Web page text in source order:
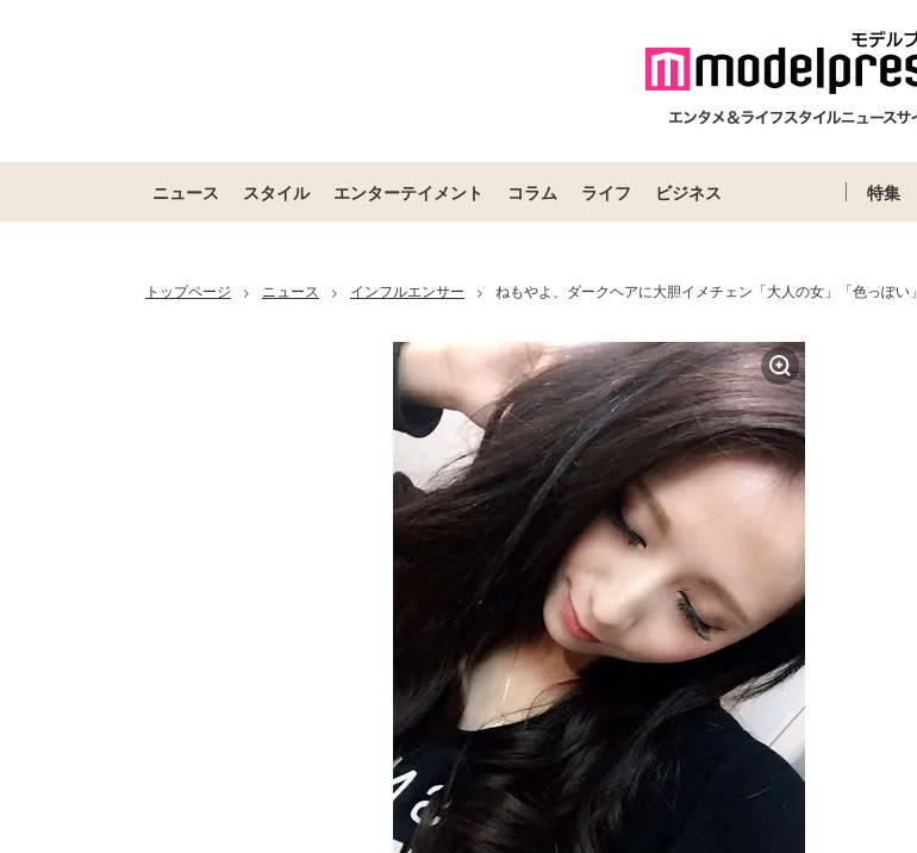
ニュース スタイル エンターテイメント コラム ライフ ビジネス 特集
トップページ > ニュース > インフルエンサー > ねもやよ、ダークヘアに大胆イメチェン「大人の女」「色っぽい」